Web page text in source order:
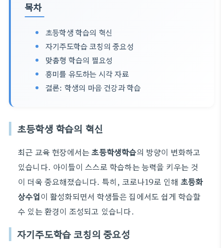
목차
초등학생 학습의 혁신
자기주도학습 코칭의 중요성
맞춤형 학습의 필요성
흥미를 유도하는 시각 자료
결론: 학생의 마음 건강과 학습
초등학생 학습의 혁신
최근 교육 현장에서는초등학생학습의 방향이 변화하고
있습니다. 아이들이 스스로 학습하는 능력을 키우는 것
이 더욱 중요해졌습니다. 특히, 코로나19로 인해 초등화
상수업이 활성화되면서 학생들은 집에서도 쉽게 학습할
수 있는 환경이 조성되고 있습니다.
자기주도학습 코칭의 중요성